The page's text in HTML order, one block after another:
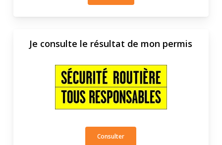
Je consulte le résultat de mon permis
Consulter